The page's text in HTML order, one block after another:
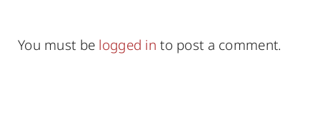
You must be logged in to post a comment.